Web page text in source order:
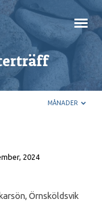
MÅNADER
2024
Örnsköldsvik